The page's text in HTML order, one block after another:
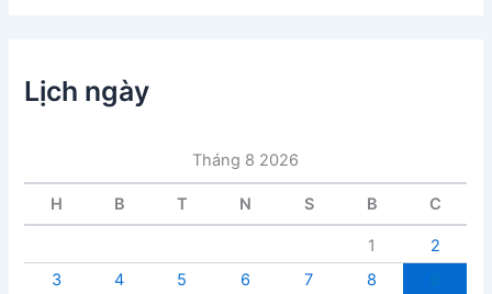
c
b
i
Lịch ngày
Tháng 8 2026
H B T N S B C
1
2
3
4 5 6 7 8